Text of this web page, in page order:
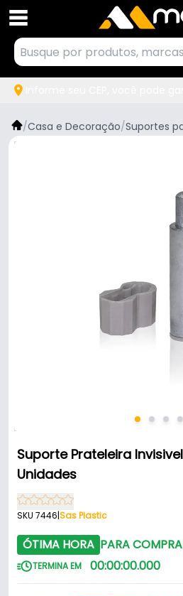
/Casa e Decoração/Suportes
Suporte Prateleira
Unidades
SKU 7446|Sas Plastic
ÓTIMA HORA PARA
TERMINA EM 00:00:00.000